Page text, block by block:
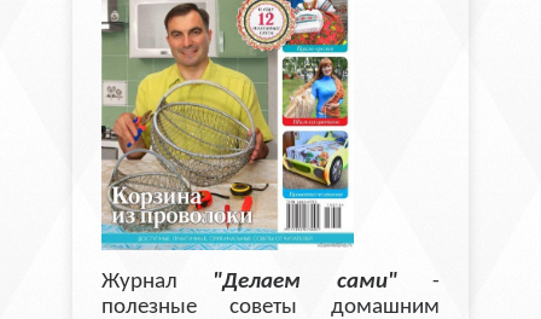
Журнал "Делаем сами"-
полезные советы домашним